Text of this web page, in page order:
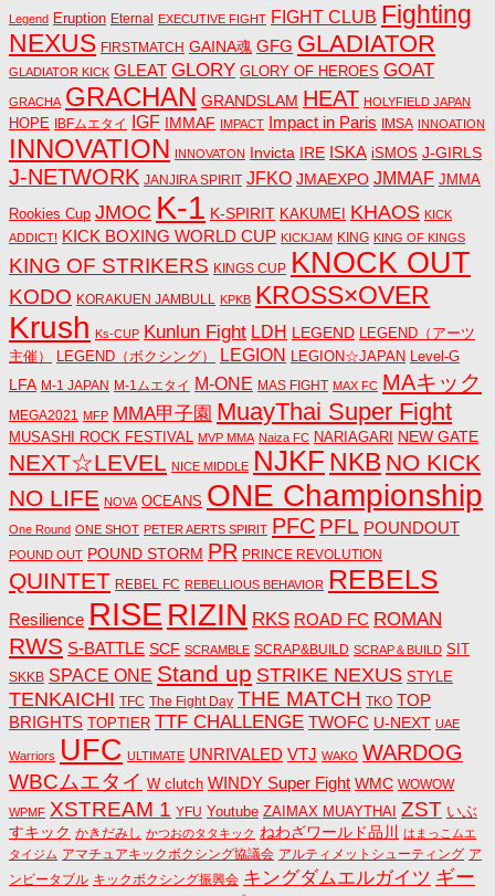
Legend Eruption Eternal EXECUTIVE FIGHT FIGHT CLUB Fighting
NEXUS FIRSTMATCH GAINA魂 GFG GLADIATOR
GLADIATOR KICK GLEAT GLORY GLORY OF HEROES GOAT
GRACHA GRACHAN GRANDSLAM HEAT HOLYFIELD JAPAN
HOPE IBFムエタイ IGF IMMAF IMPACT Impact in Paris IMSA INNOATION
INNOVATION INNOVATON Invicta IRE ISKA iSMOS J-GIRLS
J-NETWORK JANJIRA SPIRIT JFKO JMAEXPO JMMAF JMMA
Rookies Cup JMOC K-1 K-SPIRIT KAKUMEI KHAOS KICK
ADDICT! KICK BOXING WORLD CUP KICKJAM KING KING OF KINGS
KING OF STRIKERS KINGS CUP KNOCK OUT
KODO KORAKUEN JAMBULL KPKB KROSS×OVER
Krush Ks-CUP Kunlun Fight LDH LEGEND LEGEND（アーツ
主催）
LEGEND（ボクシング） LEGION LEGION☆JAPAN Level-G
LFA M-1 JAPAN M-1ムエタイ M-ONE MAS FIGHT MAX FC MAキック
MEGA2021 MFP MMA甲子園 MuayThai Super Fight
MUSASHI ROCK FESTIVAL MVP MMA Naiza FC NARIAGARI NEW GATE
NEXT☆LEVEL NICE MIDDLE NJKF NKB NO KICK
NO LIFE NOVA OCEANS ONE Championship
One Round ONE SHOT PETER AERTS SPIRIT PFC PFL POUNDOUT
POUND OUT POUND STORM PR PRINCE REVOLUTION
QUINTET REBEL FC REBELLIOUS BEHAVIOR REBELS
Resilience RISE RIZIN RKS ROAD FC ROMAN
RWS S-BATTLE SCF SCRAMBLE SCRAP&BUILD SCRAP＆BUILD SIT
SKKB SPACE ONE Stand up STRIKE NEXUS STYLE
TENKAICHI TFC The Fight Day THE MATCH TKO TOP
BRIGHTS TOPTIER TTF CHALLENGE TWOFC U-NEXT UAE
Warriors UFC ULTIMATE UNRIVALED VTJ WAKO WARDOG
WBCムエタイ W clutch WINDY Super Fight WMC WOWOW
WPMF XSTREAM 1 YFU Youtube ZAIMAX MUAYTHAI ZST いぶ
すキック かきだみし かつおのタタキック ねわざワールド品川
はまっこムエ
タイジム アマチュアキックボクシング協議会 アルティメットシューティング ア
ンビータブル キックボクシング振興会 キングダムエルガイツ ギー